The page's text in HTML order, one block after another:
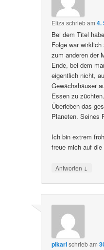
Eliza schriebam4.
Bei dem Titel
Folge war
zum anderen der
Ende, bei dem
eigentlich nicht,
Gewächshäuser
Essen zu
Überleben das
Planeten. Seines
Ich bin extrem
freue mich auf
Antworten ↓
pikarlschriebam